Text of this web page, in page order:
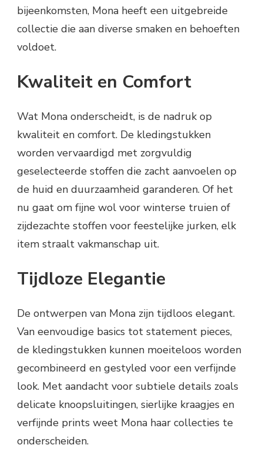
bijeenkomsten, Mona heeft een uitgebreide
collectie die aan diverse smaken en behoeften
voldoet.
Kwaliteit en Comfort
Wat Mona onderscheidt, is de nadruk op
kwaliteit en comfort. De kledingstukken
worden vervaardigd met zorgvuldig
geselecteerde stoffen die zacht aanvoelen op
de huid en duurzaamheid garanderen. Of het
nu gaat om fijne wol voor winterse truien of
zijdezachte stoffen voor feestelijke jurken, elk
item straalt vakmanschap uit.
Tijdloze Elegantie
De ontwerpen van Mona zijn tijdloos elegant.
Van eenvoudige basics tot statement pieces,
de kledingstukken kunnen moeiteloos worden
gecombineerd en gestyled voor een verfijnde
look. Met aandacht voor subtiele details zoals
delicate knoopsluitingen, sierlijke kraagjes en
verfijnde prints weet Mona haar collecties te
onderscheiden.